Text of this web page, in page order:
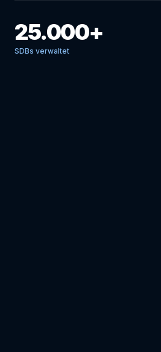
25.000+
SDBs verwaltet